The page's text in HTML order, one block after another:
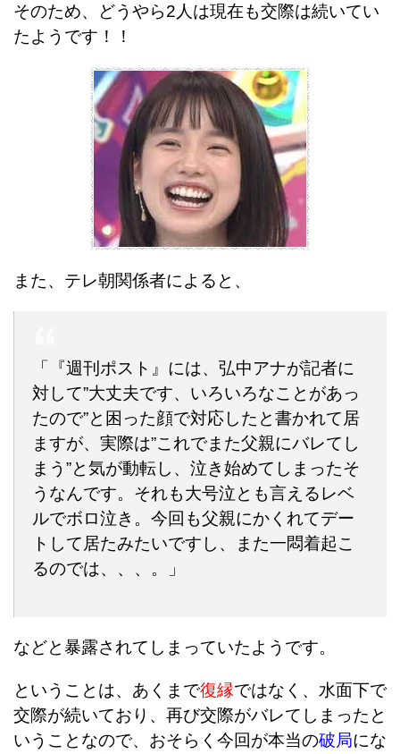
そのため、どうやら2人は現在も交際は続いてい
たようです！！
また、テレ朝関係者によると、
「『週刊ポスト』には、弘中アナが記者に
対して”大丈夫です、いろいろなことがあっ
たので”と困った顔で対応したと書かれて居
ますが、実際は”これでまた父親にバレてし
まう”と気が動転し、泣き始めてしまったそ
うなんです。それも大号泣とも言えるレベ
ルでボロ泣き。今回も父親にかくれてデー
トして居たみたいですし、また一悶着起こ
るのでは、、、。」
などと暴露されてしまっていたようです。
ということは、あくまで復縁ではなく、水面下で
交際が続いており、再び交際がバレてしまったと
いうことなので、おそらく今回が本当の破局にな